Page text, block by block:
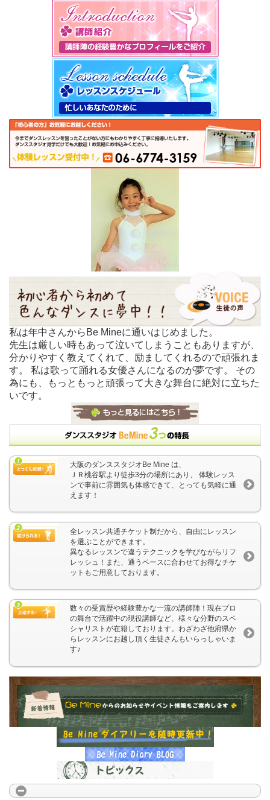
私は年中さんからBe Mineに通いはじめました。
先生は厳しい時もあって泣いてしまうこともありますが、
分かりやすく教えてくれて、励ましてくれるので頑張れま
す。 私は歌って踊れる女優さんになるのが夢です。 その
為にも、もっともっと頑張って大きな舞台に絶対に立ちた
いです。
大阪のダンススタジオBe Mine は、
ＪＲ桃谷駅より徒歩3分の場所にあり、 体験レッス
ンで事前に雰囲気も体感できて、とっても気軽に通
えます！
全レッスン共通チケット制だから、自由にレッスン
を選ぶことができます。
異なるレッスンで違うテクニックを学びながらリフ
レッシュ！また、通うペースに合わせてお得なチケ
ットもご用意しております。
数々の受賞歴や経験豊かな一流の講師陣！現在プロ
の舞台で活躍中の現役講師など、様々な分野のスペ
シャリストが在籍しております。わざわざ他府県か
らレッスンにお越し頂く生徒さんもいらっしゃいま
す♪